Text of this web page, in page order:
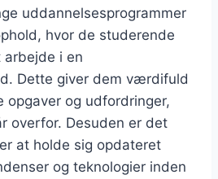
uddannelsesprogrammer
hvor de studerende
i en
Dette giver dem værdifuld
opgaver og udfordringer,
overfor. Desuden er det
at holde sig opdateret
og teknologier inden